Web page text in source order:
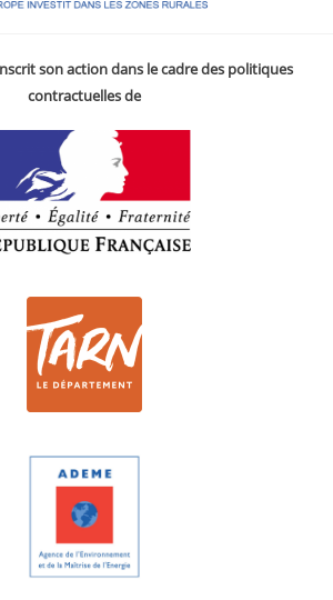
son action dans le cadre des politiques
contractuelles de